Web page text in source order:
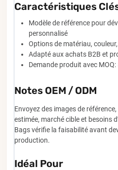
Caractéristiques
Modèle de référence pour
personnalisé
Options de matériau,
Adapté aux achats B2B et
Demande produit avec MOQ:
Notes OEM / ODM
Envoyez des images de
estimée, marché cible et besoins
Bags vérifie la faisabilité avant
production.
Idéal Pour